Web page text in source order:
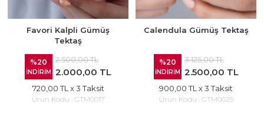
Favori Kalpli Gümüş
Tektaş
%20
İNDİRİM
2.500,00 TL
2.000,00 TL
720,00 TL x 3 Taksit
Ürün Kodu : GTM0017
Calendula Gümüş Tektaş
%20
İNDİRİM
3.125,00 TL
2.500,00 TL
900,00 TL x 3 Taksit
Ürün Kodu : GTM0025